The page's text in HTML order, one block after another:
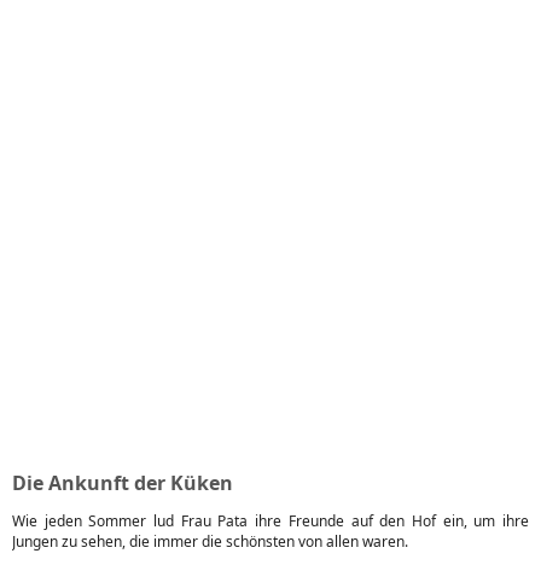
Die Ankunft der Küken
Wie jeden Sommer lud Frau Pata ihre Freunde auf den Hof ein, um ihre
Jungen zu sehen, die immer die schönsten von allen waren.